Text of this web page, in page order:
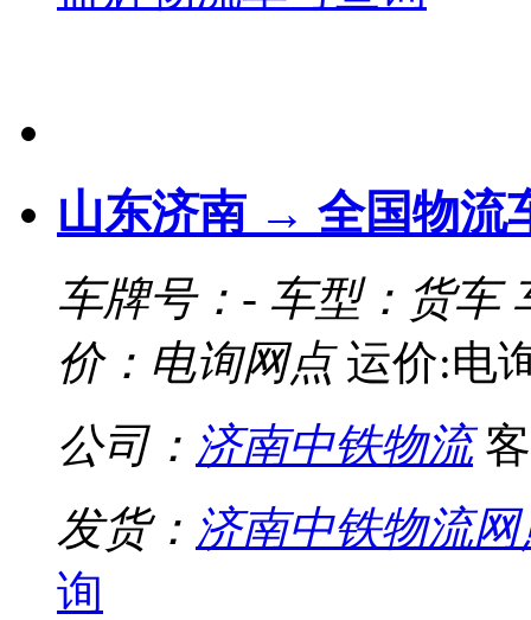
山东济南 → 全国物流
车牌号：- 车型：货车
价：电询网点运价:电
公司： 济南中铁物流客
发货： 济南中铁物流
询